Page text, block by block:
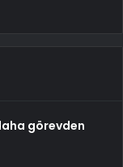
görevden